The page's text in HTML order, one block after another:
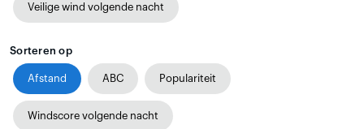
Veilige wind volgende nacht
Sorteren op
Afstand ABC Populariteit
Windscore volgende nacht